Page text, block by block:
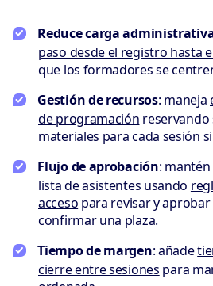
Reduce carga
paso desde el registro hasta
que los formadores se
Gestión de recursos: maneja
de programación reservando
materiales para cada sesión
Flujo de aprobación:
lista de asistentes usando
acceso para revisar y
confirmar una plaza.
Tiempo de margen: añade
cierre entre sesiones para